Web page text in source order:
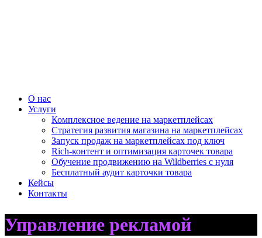
О нас
Услуги
Комплексное ведение на маркетплейсах
Стратегия развития магазина на маркетплейсах
Запуск продаж на маркетплейсах под ключ
Rich-контент и оптимизация карточек товара
Обучение продвижению на Wildberries с нуля
Бесплатный аудит карточки товара
Кейсы
Контакты
Управление рекламой